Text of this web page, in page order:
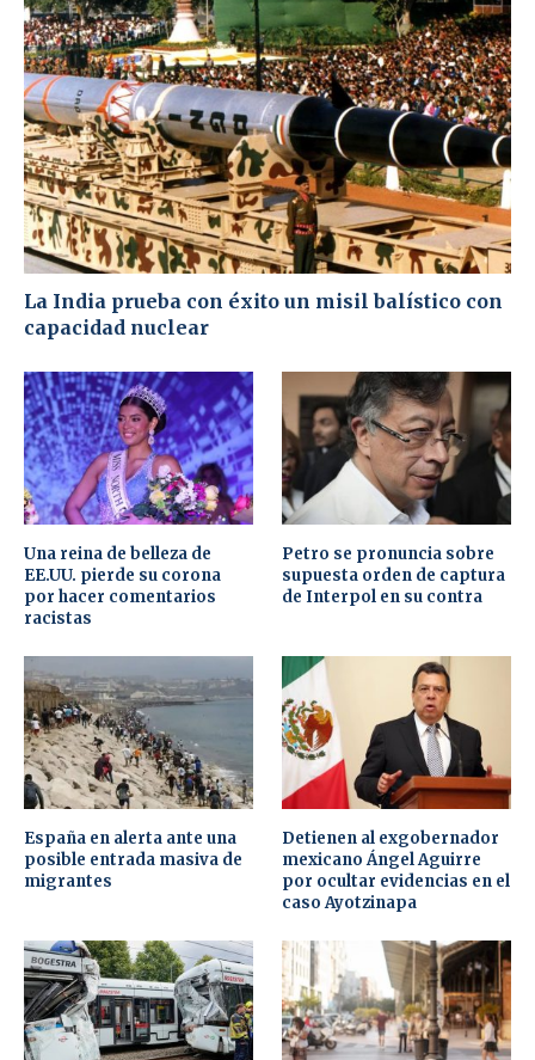
La India prueba con éxito un misil balístico con
capacidad nuclear
Una reina de belleza de
EE.UU. pierde su corona
por hacer comentarios
racistas
Petro se pronuncia sobre
supuesta orden de captura
de Interpol en su contra
España en alerta ante una
posible entrada masiva de
migrantes
Detienen al exgobernador
mexicano Ángel Aguirre
por ocultar evidencias en el
caso Ayotzinapa